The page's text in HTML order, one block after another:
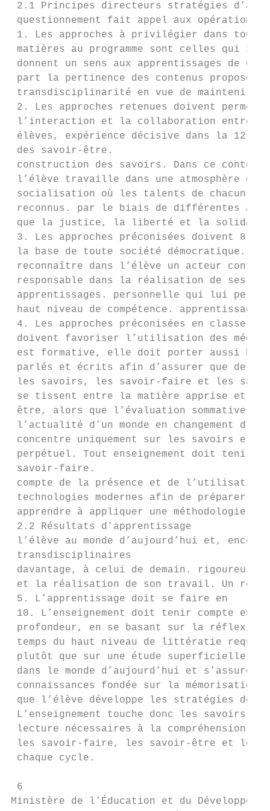
2.1 Principes directeurs stratégies
questionnement fait appel aux opérations
1. Les approches à privilégier dans
matières au programme sont celles qui
donnent un sens aux apprentissages de 6.
part la pertinence des contenus
transdisciplinarité en vue de maintenir
2. Les approches retenues doivent
l’interaction et la collaboration entre
élèves, expérience décisive dans la 12.
des savoir-être.
construction des savoirs. Dans ce
l’élève travaille dans une atmosphère de
socialisation où les talents de chacun
reconnus. par le biais de différentes
que la justice, la liberté et la
3. Les approches préconisées doivent 8.
la base de toute société démocratique.
reconnaître dans l’élève un acteur
responsable dans la réalisation de ses
apprentissages. personnelle qui lui
haut niveau de compétence.
4. Les approches préconisées en classe
doivent favoriser l’utilisation des
est formative, elle doit porter aussi
parlés et écrits afin d’assurer que des
les savoirs, les savoir-faire et les
se tissent entre la matière apprise et
être, alors que l’évaluation sommative se
l’actualité d’un monde en changement
concentre uniquement sur les savoirs et
perpétuel. Tout enseignement doit tenir
savoir-faire.
compte de la présence et de l’utilisation
technologies modernes afin de préparer
apprendre à appliquer une méthodologie
2.2 Résultats d’apprentissage
l’élève au monde d’aujourd’hui et, encore
transdisciplinaires
davantage, à celui de demain. rigoureuse
et la réalisation de son travail. Un
5. L’apprentissage doit se faire en
10. L’enseignement doit tenir compte en
profondeur, en se basant sur la réflexion,
temps du haut niveau de littératie
plutôt que sur une étude superficielle des
dans le monde d’aujourd’hui et
connaissances fondée sur la mémorisation.
que l’élève développe les stratégies de
L’enseignement touche donc les savoirs,
lecture nécessaires à la compréhension
les savoir-faire, les savoir-être et les
chaque cycle.
6
Ministère de l’Éducation et du